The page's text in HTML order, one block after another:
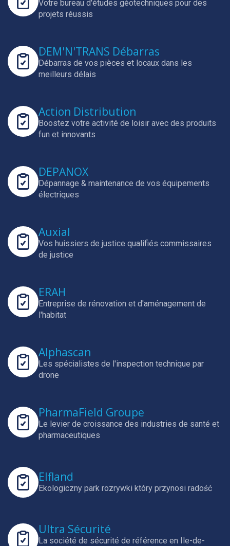
Votre bureau d'études géotechniques pour des
projets réussis
DEM'N'TRANS Débarras
Débarras de vos pièces et locaux dans les
meilleurs délais
Action Distribution
Boostez votre activité de loisir avec des produits
fun et innovants
DEPANOX
Dépannage & maintenance de vos équipements
électriques
Auxial
Vos huissiers de justice qualifiés commissaires
de justice
ERAH
Entreprise de rénovation et d'aménagement de
l'habitat
Alphascan
Les spécialistes de l'inspection technique par
drone
PharmaField Groupe
Le levier de croissance des industries de santé et
pharmaceutiques
Elfland
Ekologiczny park rozrywki który przynosi radość
Ultra Sécurité
La société de sécurité de référence en Ile-de-